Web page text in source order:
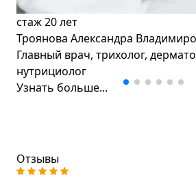
стаж20 лет
Троянова Александра
Главный врач, трихолог,
нутрициолог
Узнать больше...
Отзывы